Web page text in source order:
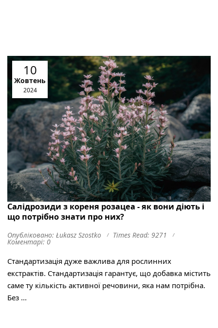
Салідрозиди з кореня розацеа - як вони діють і
що потрібно знати про них?
10
Жовтень
2024
Опубліковано: Łukasz Szostko
Times Read: 9271
Коментарі: 0
Стандартизація дуже важлива для рослинних
екстрактів. Стандартизація гарантує, що добавка містить
саме ту кількість активної речовини, яка нам потрібна.
Без ...